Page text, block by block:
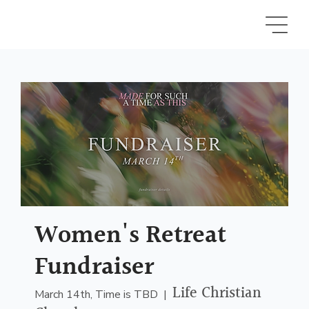
Women's Retreat
Fundraiser
March 14th, Time is TBD
  |
Life Christian